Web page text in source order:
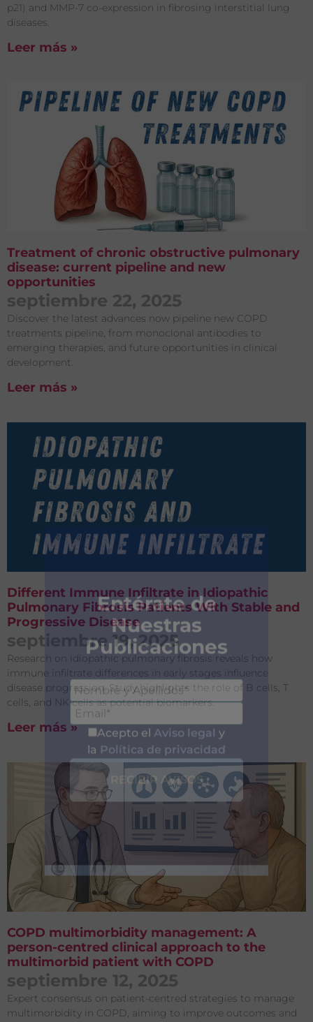
p21) and MMP-7 co-expression in fibrosing interstitial lung
diseases.
Leer más »
Treatment of chronic obstructive pulmonary
disease: current pipeline and new
opportunities
septiembre 22, 2025
Discover the latest advances now pipeline new COPD
treatments pipeline, from monoclonal antibodies to
emerging therapies, and future opportunities in clinical
development.
Leer más »
Different Immune Infiltrate in Idiopathic
Pulmonary Fibrosis Patients With Stable and
Progressive Disease
septiembre 19, 2025
Research on idiopathic pulmonary fibrosis reveals how
immune infiltrate differences in early stages influence
disease progression. Study highlights the role of B cells, T
cells, and NK cells as potential biomarkers.
Leer más »
COPD multimorbidity management: A
person-centred clinical approach to the
multimorbid patient with COPD
septiembre 12, 2025
Expert consensus on patient-centred strategies to manage
multimorbidity in COPD, aiming to improve outcomes and
Entérate de
Nuestras
Publicaciones
Acepto elAviso legaly
laPolítica de privacidad